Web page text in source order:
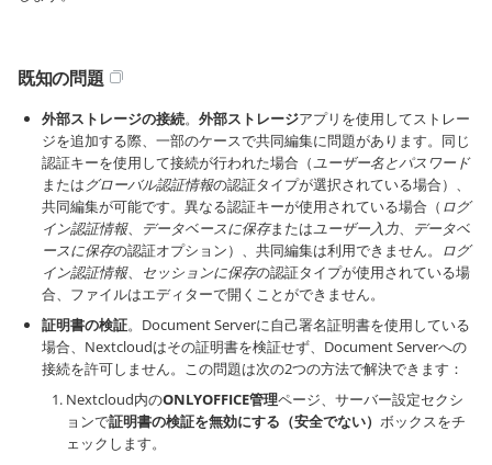
既知の問題
外部ストレージの接続。 外部ストレージアプリを使用してストレー
ジを追加する際、一部のケースで共同編集に問題があります。同じ
認証キーを使用して接続が行われた場合（ユーザー名とパスワード
またはグローバル認証情報の認証タイプが選択されている場合）、
共同編集が可能です。異なる認証キーが使用されている場合（ ログ
イン認証情報、 データベースに保存またはユーザー入力、
データベ
ースに保存の認証オプション）、共同編集は利用できません。
ログ
イン認証情報、 セッションに保存の認証タイプが使用されている場
合、ファイルはエディターで開くことができません。
証明書の検証。Document Serverに自己署名証明書を使用している
場合、Nextcloudはその証明書を検証せず、Document Serverへの
接続を許可しません。この問題は次の2つの方法で解決できます：
Nextcloud内のONLYOFFICE管理ページ、サーバー設定セクシ
ョンで証明書の検証を無効にする（安全でない） ボックスをチ
ェックします。